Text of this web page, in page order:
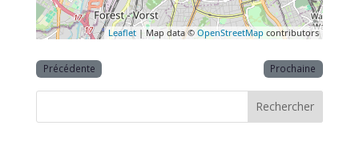
Leaflet | Map data ©OpenStreetMap contributors
Précédente Prochaine
Rechercher